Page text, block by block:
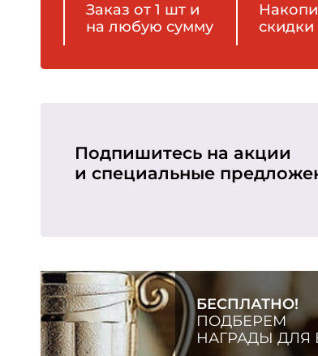
Заказ от 1 шт и
на любую сумму
скидки
Подпишитесь на акции
и специальные
БЕСПЛАТНО!
ПОДБЕРЕМ
НАГРАДЫ ДЛЯ